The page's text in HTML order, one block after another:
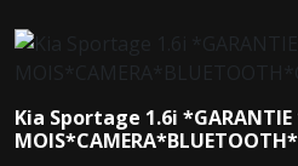
Kia Sportage 1.6i *GARANTIE